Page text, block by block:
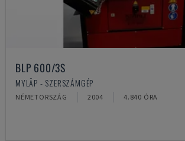
BLP 600/3S
MYLÄP - SZERSZÁMGÉP
NÉMETORSZÁG 2004 4.840 ÓRA